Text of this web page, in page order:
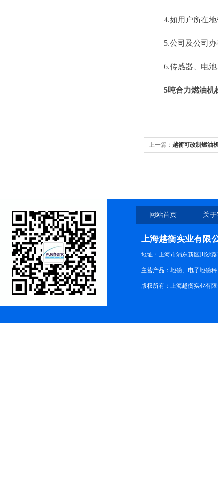
4.如用户所在地
5.公司及公司办
6.传感器、电池
5吨合力燃油机
上一篇： 越衡可改制燃油
网站首页 关
上海越衡实业有限
地址：上海市浦东新区川沙路
主营产品：地磅、电子地磅
版权所有：上海越衡实业有